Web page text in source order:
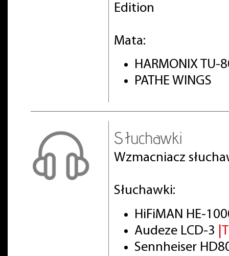
Edition
Mata:
HARMONIX TU-
PATHE WINGS
Słuchawki
Wzmacniacz
Słuchawki:
HiFiMAN HE-
Audeze LCD-3
Sennheiser